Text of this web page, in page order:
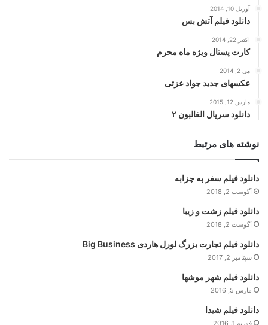
آوریل 10, 2014
دانلود فیلم آتش بس
اکتبر 22, 2014
کارت پستال ویژه ماه محرم
می 2, 2014
عکسهای جدید جواد عزتی
مارس 12, 2015
دانلود سریال الغالبون ۲
نوشته های مرتبط
دانلود فیلم سفر به چزابه
آگوست 2, 2018
دانلود فیلم زشت و زیبا
آگوست 2, 2018
دانلود فیلم تجارت بزرگ لورل هاردی Big Business
سپتامبر 2, 2017
دانلود فیلم شهر موشها
مارس 5, 2016
دانلود فیلم شیدا
فوریه 1, 2016